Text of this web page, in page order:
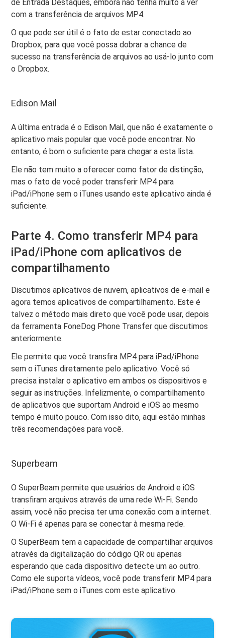
de Entrada Destaques, embora não tenha muito a ver
com a transferência de arquivos MP4.
O que pode ser útil é o fato de estar conectado ao
Dropbox, para que você possa dobrar a chance de
sucesso na transferência de arquivos ao usá-lo junto com
o Dropbox.
Edison Mail
A última entrada é o Edison Mail, que não é exatamente o
aplicativo mais popular que você pode encontrar. No
entanto, é bom o suficiente para chegar a esta lista.
Ele não tem muito a oferecer como fator de distinção,
mas o fato de você poder transferir MP4 para
iPad/iPhone sem o iTunes usando este aplicativo ainda é
suficiente.
Parte 4. Como transferir MP4 para
iPad/iPhone com aplicativos de
compartilhamento
Discutimos aplicativos de nuvem, aplicativos de e-mail e
agora temos aplicativos de compartilhamento. Este é
talvez o método mais direto que você pode usar, depois
da ferramenta FoneDog Phone Transfer que discutimos
anteriormente.
Ele permite que você transfira MP4 para iPad/iPhone
sem o iTunes diretamente pelo aplicativo. Você só
precisa instalar o aplicativo em ambos os dispositivos e
seguir as instruções. Infelizmente, o compartilhamento
de aplicativos que suportam Android e iOS ao mesmo
tempo é muito pouco. Com isso dito, aqui estão minhas
três recomendações para você.
Superbeam
O SuperBeam permite que usuários de Android e iOS
transfiram arquivos através de uma rede Wi-Fi. Sendo
assim, você não precisa ter uma conexão com a internet.
O Wi-Fi é apenas para se conectar à mesma rede.
O SuperBeam tem a capacidade de compartilhar arquivos
através da digitalização do código QR ou apenas
esperando que cada dispositivo detecte um ao outro.
Como ele suporta vídeos, você pode transferir MP4 para
iPad/iPhone sem o iTunes com este aplicativo.